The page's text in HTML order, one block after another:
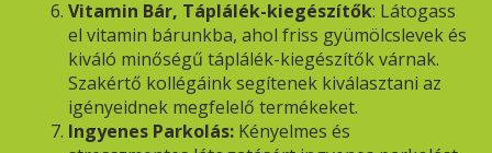
Vitamin Bár, Táplálék-kiegészítők: Látogass
el vitamin bárunkba, ahol friss gyümölcslevek és
kiváló minőségű táplálék-kiegészítők várnak.
Szakértő kollégáink segítenek kiválasztani az
igényeidnek megfelelő termékeket.
Ingyenes Parkolás: Kényelmes és